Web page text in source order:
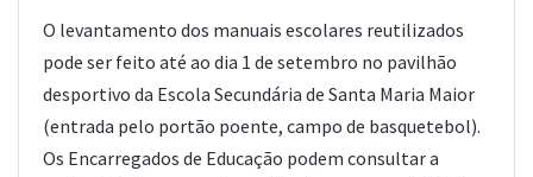
O levantamento dos manuais escolares reutilizados
pode ser feito até ao dia 1 de setembro no pavilhão
desportivo da Escola Secundária de Santa Maria Maior
(entrada pelo portão poente, campo de basquetebol).
Os Encarregados de Educação podem consultar a